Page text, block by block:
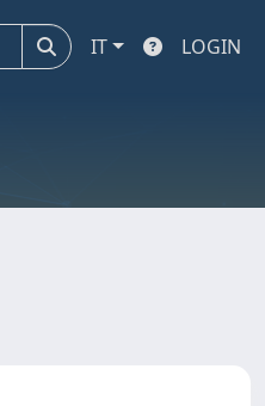
IT LOGIN